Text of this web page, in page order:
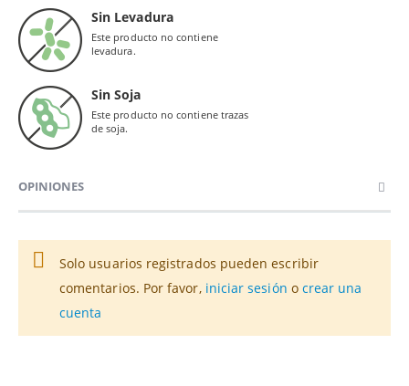
Sin Levadura
Este producto no contiene
levadura.
Sin Soja
Este producto no contiene trazas
de soja.
OPINIONES
Solo usuarios registrados pueden escribir
comentarios. Por favor, iniciar sesión o crear una
cuenta